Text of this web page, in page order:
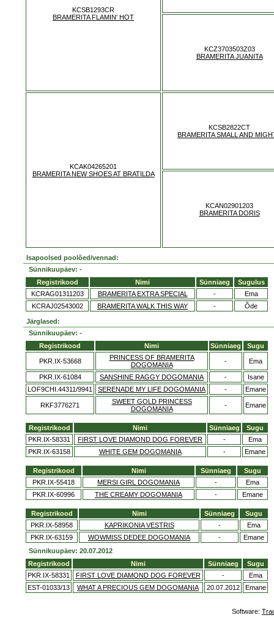
KCSB1293CR
BRAMERITA FLAMIN' HOT
KCZ3703503Z03
BRAMERITA JUANITA
KCAK04265201
BRAMERITA NEW SHOES AT BRATILDA
KCSB2822CT
BRAMERITA SMALL AND
KCAN02901203
BRAMERITA DORIS
Isapoolsed poolõed/vennad:
Sünnikuupäev: -
Registrikood
Nimi Sünniaeg
Sugulus
KCRAG01311203
BRAMERITA EXTRA SPECIAL -
Ema
KCRAJ02543002
BRAMERITA WALK THIS WAY - Õde
Järglased:
Sünnikuupäev: -
Registrikood
Nimi Sünniaeg Sugu
PKR.IX-53668
PRINCESS OF BRAMERITA
DOGOMANIA
- Ema
PKR.IX-61084 SANSHINE RAGGY DOGOMANIA -
Isane
LOF9CHI.44311/9941
SERENADE MY LIFE DOGOMANIA - Emane
RKF3776271
SWEET GOLD PRINCESS
DOGOMANIA
- Emane
Registrikood Nimi Sünniaeg
Sugu
PKR.IX-58331
FIRST LOVE DIAMOND DOG FOREVER -
Ema
PKR.IX-63158
WHITE GEM DOGOMANIA - Emane
Registrikood Nimi Sünniaeg
Sugu
PKR.IX-55418
MERSI GIRL DOGOMANIA -
Ema
PKR.IX-60996
THE CREAMY DOGOMANIA - Emane
Registrikood Nimi Sünniaeg
Sugu
PKR.IX-58958
KAPRIKONIA VESTRIS -
Ema
PKR.IX-63159
WOWMISS DEDEE DOGOMANIA -
Emane
Sünnikuupäev: 20.07.2012
Registrikood
Nimi Sünniaeg
Sugu
PKR.IX-58331
FIRST LOVE DIAMOND DOG FOREVER -
Ema
EST-01033/13
WHAT A PRECIOUS GEM DOGOMANIA 20.07.2012 Emane
Software: